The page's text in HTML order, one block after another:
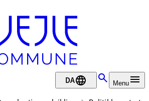
DA Menu